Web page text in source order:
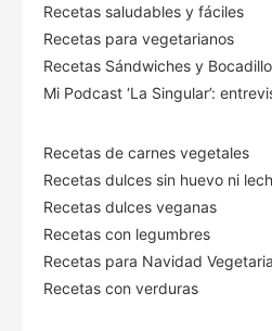
Recetas saludables y fáciles
Recetas para vegetarianos
Recetas Sándwiches y
Mi Podcast ‘La Singular’:
Recetas de carnes vegetales
Recetas dulces sin huevo ni
Recetas dulces veganas
Recetas con legumbres
Recetas para Navidad
Recetas con verduras